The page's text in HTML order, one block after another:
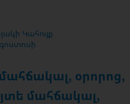
Կահույք
օրորոց,
մահճակալ,